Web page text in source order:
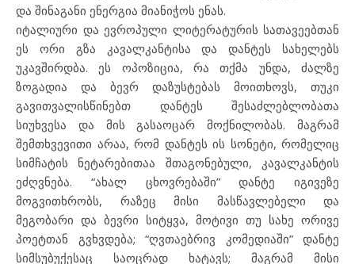
და შინაგანი ენერგია მიანიჭოს ენას.
იტალიური და ევროპული ლიტერატურის სათავეებთან
ეს ორი გზა კავალკანტისა და დანტეს სახელებს
უკავშირდბა. ეს ოპოზიცია, რა თქმა უნდა, ძალზე
ზოგადია და ბევრ დაზუსტებას მოითხოვს, თუკი
გავითვალისწინებთ დანტეს შესაძლებლობათა
სიუხვესა და მის გასაოცარ მოქნილობას. მაგრამ
შემთხვევითი არაა, რომ დანტეს ის სონეტი, რომელიც
სიმჩატის ნეტარებითაა შთაგონებული, კავალკანტის
ეძღვნება. “ახალ ცხოვრებაში” დანტე იგივეზე
მოგვითხრობს, რაზეც მისი მასწავლებელი და
მეგობარი და ბევრი სიტყვა, მოტივი თუ სახე ორივე
პოეტთან გვხვდება; “ღვთაებრივ კომედიაში” დანტე
სიმსუბუქესაც საოცრად ხატავს; მაგრამ მისი